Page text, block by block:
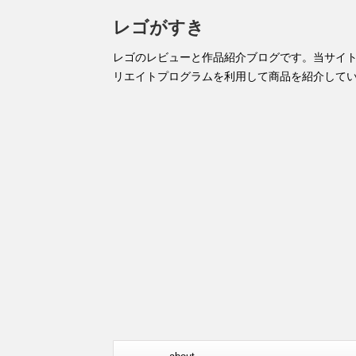
レゴがすき
レゴのレビューと作品紹介ブログです。当サイ
リエイトプログラムを利用して商品を紹介してい